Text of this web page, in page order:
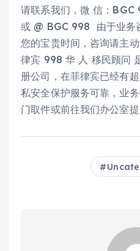
请联系我们，微 信：
或 @ BGC 998 由于业务
您的宝贵时间，咨询请主
律宾 998 华 人 移民顾问
册公司，在菲律宾已经有
私安全保护服务可靠，业
门取件或前往我们办公室提